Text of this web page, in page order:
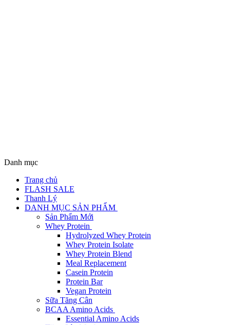
Danh mục
Trang chủ
FLASH SALE
Thanh Lý
DANH MỤC SẢN PHẨM
Sản Phẩm Mới
Whey Protein
Hydrolyzed Whey Protein
Whey Protein Isolate
Whey Protein Blend
Meal Replacement
Casein Protein
Protein Bar
Vegan Protein
Sữa Tăng Cân
BCAA Amino Acids
Essential Amino Acids